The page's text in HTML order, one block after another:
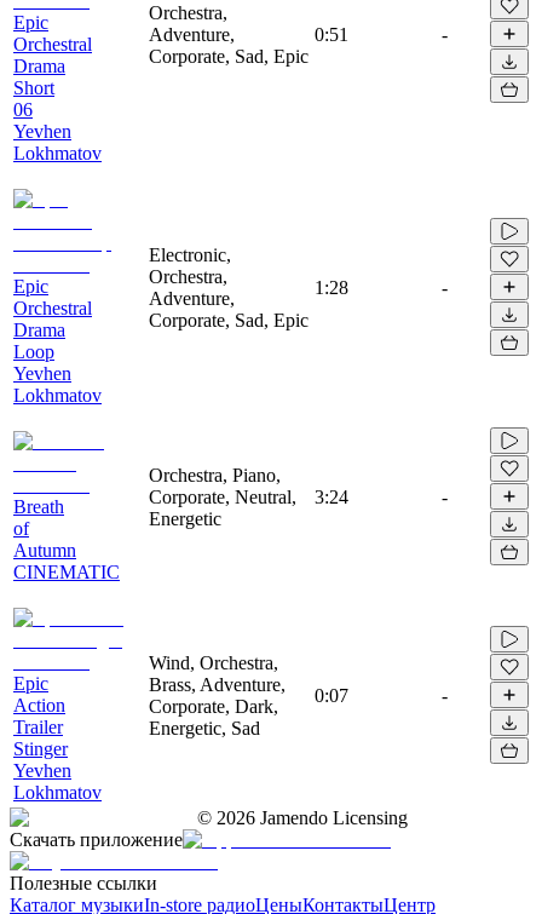
Epic
Orchestral
Drama
Short
06
Yevhen
Lokhmatov
Orchestra,
Adventure,
Corporate, Sad, Epic
0:51 -
Epic
Orchestral
Drama
Loop
Yevhen
Lokhmatov
Electronic,
Orchestra,
Adventure,
Corporate, Sad, Epic
1:28 -
Breath
of
Autumn
CINEMATIC
Orchestra, Piano,
Corporate, Neutral,
Energetic
3:24 -
Epic
Action
Trailer
Stinger
Yevhen
Lokhmatov
Wind, Orchestra,
Brass, Adventure,
Corporate, Dark,
Energetic, Sad
0:07 -
© 2026 Jamendo Licensing
Скачать приложение
Полезные ссылки
Каталог музыкиIn-store радиоЦеныКонтактыЦентр